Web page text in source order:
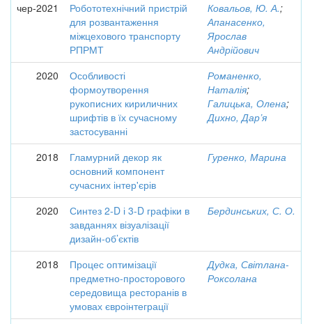
чер-2021
Робототехнічний пристрій
для розвантаження
міжцехового транспорту
РПРМТ
Ковальов, Ю. А.;
Апанасенко,
Ярослав
Андрійович
2020
Особливості
формоутворення
рукописних кириличних
шрифтів в їх сучасному
застосуванні
Романенко,
Наталія;
Галицька, Олена;
Дихно, Дар’я
2018
Гламурний декор як
основний компонент
сучасних інтер'єрів
Гуренко, Марина
2020
Синтез 2-D і 3-D графіки в
завданнях візуалізації
дизайн-об’єктів
Бердинських, С. О.
2018
Процес оптимізації
предметно-просторового
середовища ресторанів в
умовах євроінтеграції
Дудка, Світлана-
Роксолана